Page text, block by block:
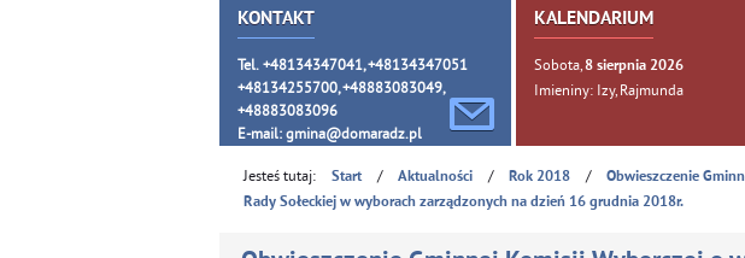
KONTAKT
Tel. +48134347041, +48134347051
+48134255700, +48883083049,
+48883083096
E-mail: gmina@domaradz.pl
KALENDARIUM
Sobota, 8sierpnia 2026
Imieniny: Izy, Rajmunda
Jesteś tutaj: Start / Aktualności / Rok 2018 /
Obwieszczenie
Rady Sołeckiej w wyborach zarządzonych na dzień 16 grudnia 2018r.